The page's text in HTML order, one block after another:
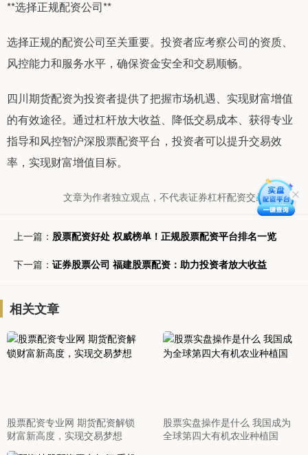
**选择正规配资公司**
选择正规的配资公司至关重要。投资者应考察公司的资质、
风控能力和服务水平，确保资金安全和交易顺畅。
四川期货配资为投资者提供了把握市场机遇、实现财富增值
的有效途径。通过杠杆放大收益、降低交易成本、获得专业
指导和风控智沪深股票配资平台，投资者可以提升交易效
率，实现财富增值目标。
文章为作者独立观点，不代表证券杠杆配资交易网观点
上一篇： 股票配资好处 权威榜单！正规股票配资平台排名一览
下一篇： 证券股票公司 福建股票配资：助力投资者放大收益
相关文章
股票配资专业网 期货配资解锁
财富新高度，实现交易梦想
股票实盘操作是什么 我国成为
全球第四大有机农业种植国